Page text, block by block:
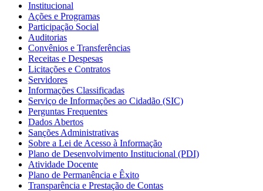
Institucional
Ações e Programas
Participação Social
Auditorias
Convênios e Transferências
Receitas e Despesas
Licitações e Contratos
Servidores
Informações Classificadas
Serviço de Informações ao Cidadão (SIC)
Perguntas Frequentes
Dados Abertos
Sanções Administrativas
Sobre a Lei de Acesso à Informação
Plano de Desenvolvimento Institucional (PDI)
Atividade Docente
Plano de Permanência e Êxito
Transparência e Prestação de Contas